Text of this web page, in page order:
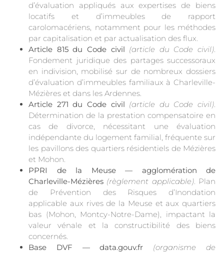
d’évaluation appliqués aux expertises de biens
locatifs et d’immeubles de rapport
carolomacériens, notamment pour les méthodes
par capitalisation et par actualisation des flux.
Article 815 du Code civil (article du Code civil).
Fondement juridique des partages successoraux
en indivision, mobilisé sur de nombreux dossiers
d’évaluation d’immeubles familiaux à Charleville-
Mézières et dans les Ardennes.
Article 271 du Code civil (article du Code civil).
Détermination de la prestation compensatoire en
cas de divorce, nécessitant une évaluation
indépendante du logement familial, fréquente sur
les pavillons des quartiers résidentiels de Mézières
et Mohon.
PPRI de la Meuse — agglomération de
Charleville-Mézières (règlement applicable). Plan
de Prévention des Risques d’Inondation
applicable aux rives de la Meuse et aux quartiers
bas (Mohon, Montcy-Notre-Dame), impactant la
valeur vénale et la constructibilité des biens
concernés.
Base DVF — data.gouv.fr
(organisme de